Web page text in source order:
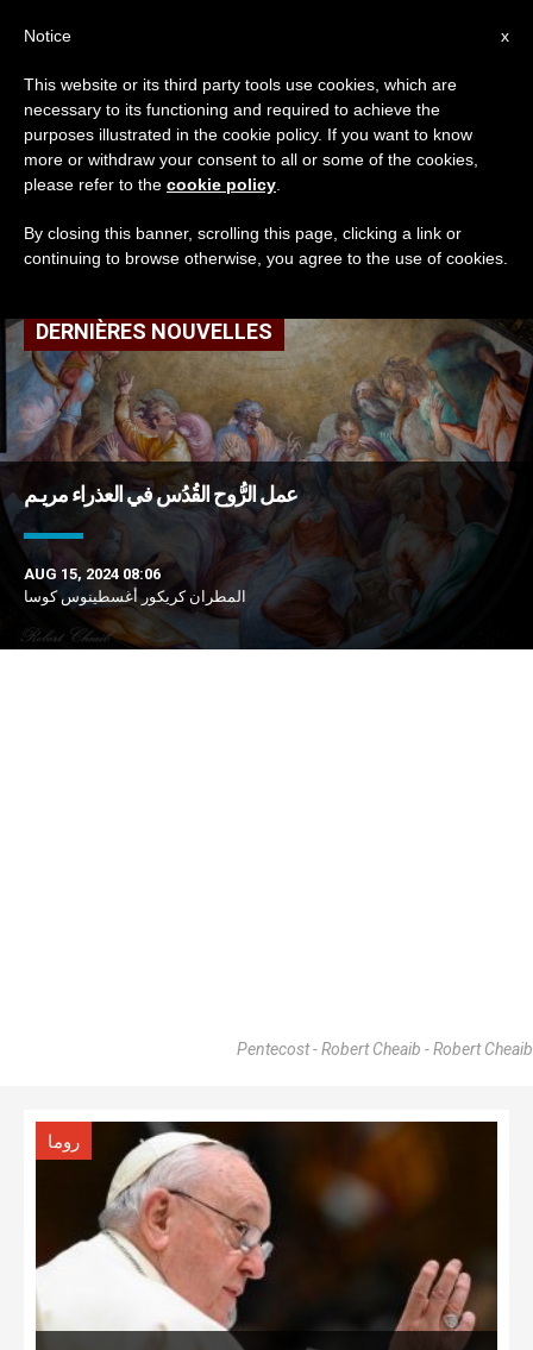
TAG
Posts Tagged ‘السلام
عليك يا مريم’
DERNIÈRES NOUVELLES
عمل الرُّوح القُدُس في العذراء مريـم
AUG 15, 2024 08:06
المطران كريكور أغسطينوس كوسا
Pentecost - Robert Cheaib - Robert Cheaib
روما
x
Notice
This website or its third party tools use cookies, which are
necessary to its functioning and required to achieve the
purposes illustrated in the cookie policy. If you want to know
more or withdraw your consent to all or some of the cookies,
please refer to the cookie policy
By closing this banner, scrolling this page, clicking a link or
continuing to browse otherwise, you agree to the use of cookies.